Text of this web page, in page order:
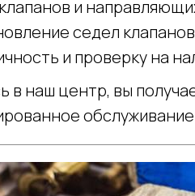
и
седел клапанов
и проверку на
в наш центр, вы